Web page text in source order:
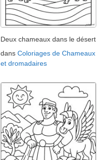
Deux chameaux dans le désert
dans Coloriages de Chameaux
et dromadaires